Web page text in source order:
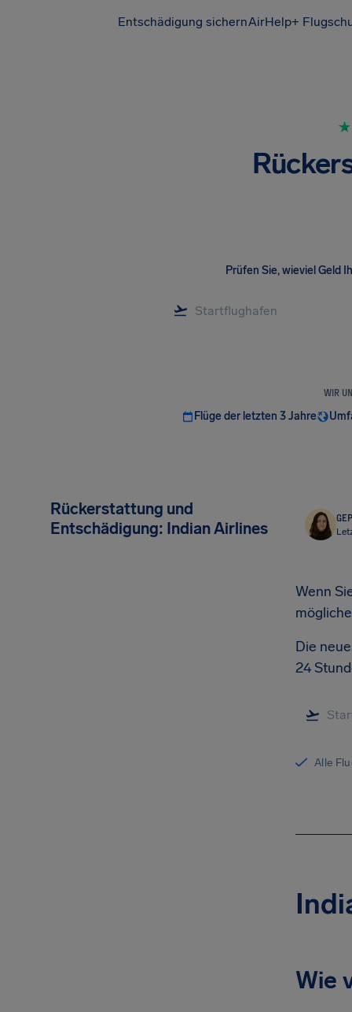
Entschädigung sichernAirHelp+
Prüfen Sie, wieviel Geld
WIR
Flüge der letzten 3 Jahre
Rückerstattung und
Entschädigung: Indian Airlines
Wenn
Die
24
Alle
Wie